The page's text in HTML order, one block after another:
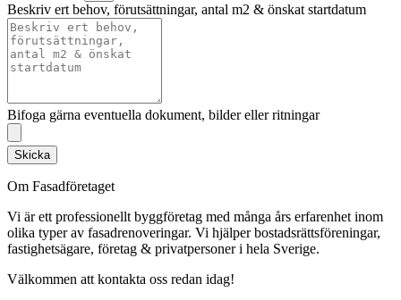
Beskriv ert behov, förutsättningar, antal m2 & önskat startdatum
Bifoga gärna eventuella dokument, bilder eller ritningar
Skicka
Om Fasadföretaget
Vi är ett professionellt byggföretag med många års erfarenhet inom
olika typer av fasadrenoveringar. Vi hjälper bostadsrättsföreningar,
fastighetsägare, företag & privatpersoner i hela Sverige.
Välkommen att kontakta oss redan idag!